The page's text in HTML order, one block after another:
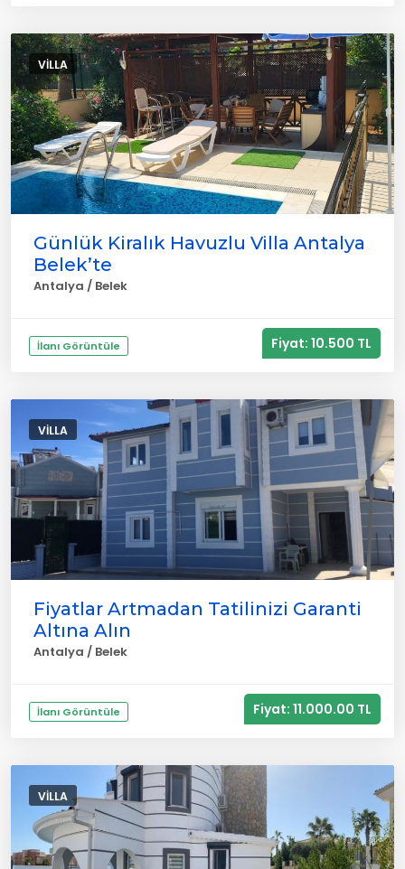
VILLA
Günlük Kiralık Havuzlu Villa Antalya
Belek’te
Antalya / Belek
İlanı Görüntüle Fiyat: 10.500 TL
VILLA
Fiyatlar Artmadan Tatilinizi Garanti
Altına Alın
Antalya / Belek
İlanı Görüntüle Fiyat: 11.000.00 TL
VILLA